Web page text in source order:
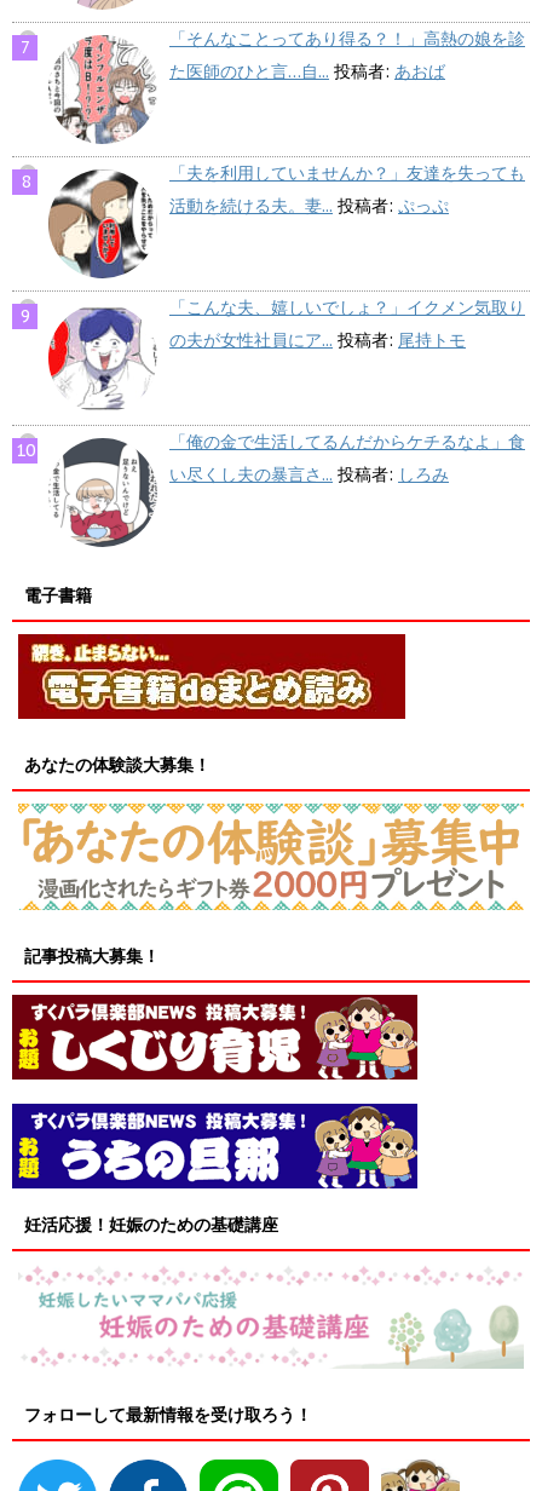
「そんなことってあり得る？！」高熱の娘を診
た医師のひと言…自... 投稿者: あおば
「夫を利用していませんか？」友達を失っても
活動を続ける夫。妻... 投稿者: ぷっぷ
「こんな夫、嬉しいでしょ？」イクメン気取り
の夫が女性社員にア... 投稿者: 尾持トモ
「俺の金で生活してるんだからケチるなよ」食
い尽くし夫の暴言さ... 投稿者: しろみ
電子書籍
あなたの体験談大募集！
記事投稿大募集！
妊活応援！妊娠のための基礎講座
フォローして最新情報を受け取ろう！